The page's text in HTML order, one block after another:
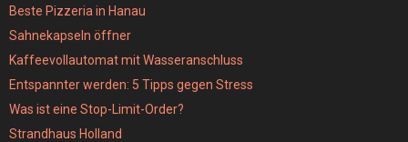
Beste Pizzeria in Hanau
Sahnekapseln öffner
Kaffeevollautomat mit Wasseranschluss
Entspannter werden: 5 Tipps gegen Stress
Was ist eine Stop-Limit-Order?
Strandhaus Holland